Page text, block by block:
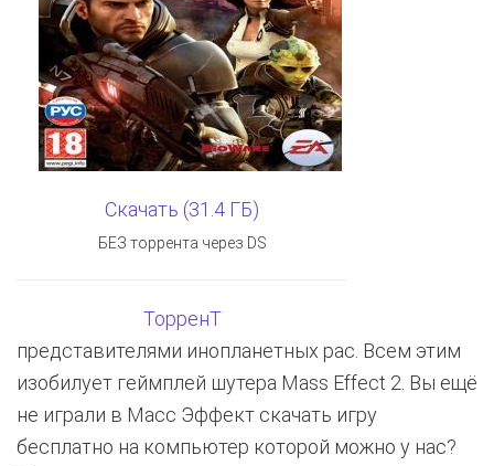
Скачать (31.4 ГБ)
БЕЗ торрента через DS
ТорренТ
представителями инопланетных рас. Всем этим
изобилует геймплей шутера Mass Effect 2. Вы ещё
не играли в Масс Эффект скачать игру
бесплатно на компьютер которой можно у нас?